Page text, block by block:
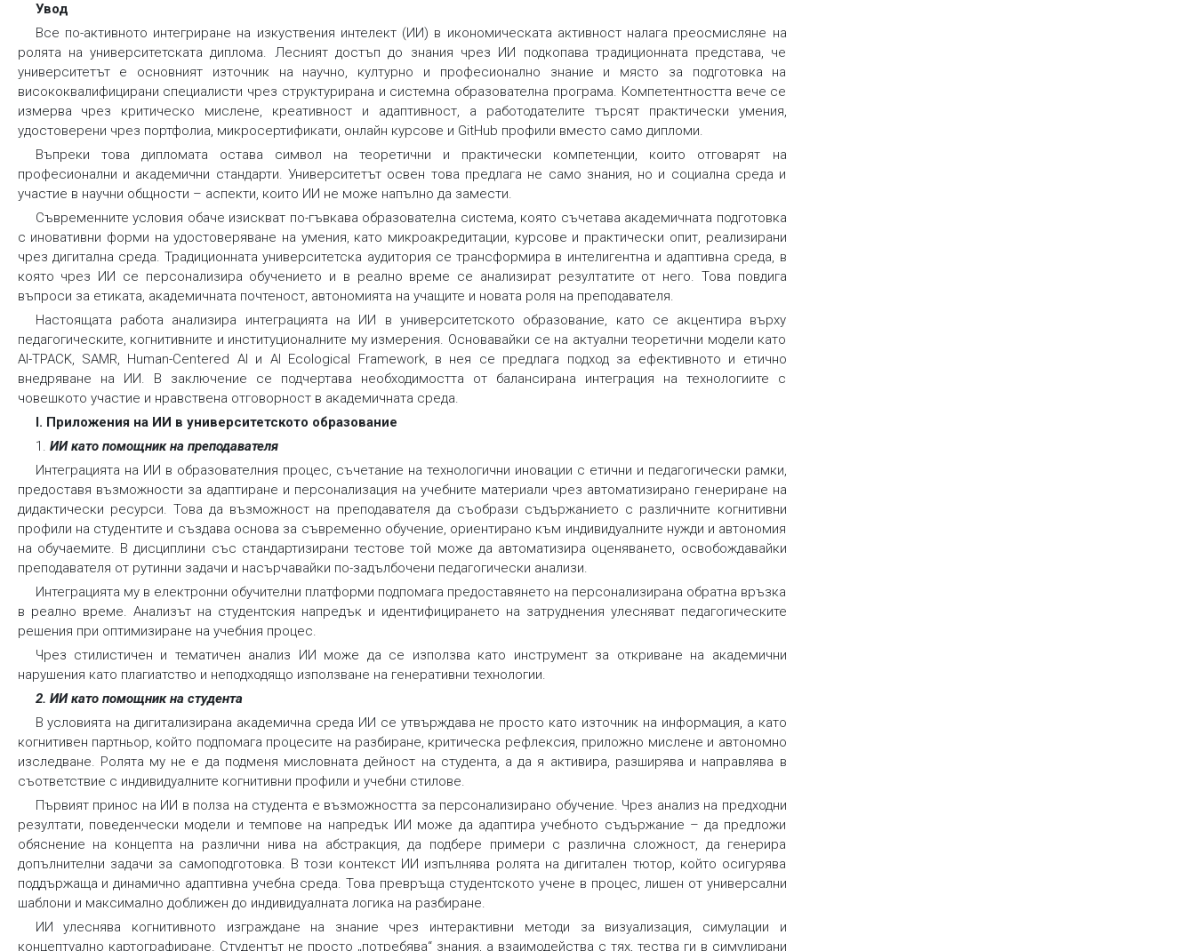
Увод
Все по-активното интегриране на изкуствения интелект (ИИ) в икономическата активност налага преосмисляне на
ролята на университетската диплома. Лесният достъп до знания чрез ИИ подкопава традиционната представа, че
университетът е основният източник на научно, културно и професионално знание и място за подготовка на
висококвалифицирани специалисти чрез структурирана и системна образователна програма. Компетентността вече се
измерва чрез критическо мислене, креативност и адаптивност, а работодателите търсят практически умения,
удостоверени чрез портфолиа, микросертификати, онлайн курсове и GitHub профили вместо само дипломи.
Въпреки това дипломата остава символ на теоретични и практически компетенции, които отговарят на
професионални и академични стандарти. Университетът освен това предлага не само знания, но и социална среда и
участие в научни общности – аспекти, които ИИ не може напълно да замести.
Съвременните условия обаче изискват по-гъвкава образователна система, която съчетава академичната подготовка
с иновативни форми на удостоверяване на умения, като микроакредитации, курсове и практически опит, реализирани
чрез дигитална среда. Традиционната университетска аудитория се трансформира в интелигентна и адаптивна среда, в
която чрез ИИ се персонализира обучението и в реално време се анализират резултатите от него. Това повдига
въпроси за етиката, академичната почтеност, автономията на учащите и новата роля на преподавателя.
Настоящата работа анализира интеграцията на ИИ в университетското образование, като се акцентира върху
педагогическите, когнитивните и институционалните му измерения. Основавайки се на актуални теоретични модели като
AI-TPACK, SAMR, Human-Centered AI и AI Ecological Framework, в нея се предлага подход за ефективното и етично
внедряване на ИИ. В заключение се подчертава необходимостта от балансирана интеграция на технологиите с
човешкото участие и нравствена отговорност в академичната среда.
I. Приложения на ИИ в университетското образование
1. ИИ като помощник на преподавателя
Интеграцията на ИИ в образователния процес, съчетание на технологични иновации с етични и педагогически рамки,
предоставя възможности за адаптиране и персонализация на учебните материали чрез автоматизирано генериране на
дидактически ресурси. Това да възможност на преподавателя да съобрази съдържанието с различните когнитивни
профили на студентите и създава основа за съвременно обучение, ориентирано към индивидуалните нужди и автономия
на обучаемите. В дисциплини със стандартизирани тестове той може да автоматизира оценяването, освобождавайки
преподавателя от рутинни задачи и насърчавайки по-задълбочени педагогически анализи.
Интеграцията му в електронни обучителни платформи подпомага предоставянето на персонализирана обратна връзка
в реално време. Анализът на студентския напредък и идентифицирането на затруднения улесняват педагогическите
решения при оптимизиране на учебния процес.
Чрез стилистичен и тематичен анализ ИИ може да се използва като инструмент за откриване на академични
нарушения като плагиатство и неподходящо използване на генеративни технологии.
2. ИИ като помощник на студента
В условията на дигитализирана академична среда ИИ се утвърждава не просто като източник на информация, а като
когнитивен партньор, който подпомага процесите на разбиране, критическа рефлексия, приложно мислене и автономно
изследване. Ролята му не е да подменя мисловната дейност на студента, а да я активира, разширява и направлява в
съответствие с индивидуалните когнитивни профили и учебни стилове.
Първият принос на ИИ в полза на студента е възможността за персонализирано обучение. Чрез анализ на предходни
резултати, поведенчески модели и темпове на напредък ИИ може да адаптира учебното съдържание – да предложи
обяснение на концепта на различни нива на абстракция, да подбере примери с различна сложност, да генерира
допълнителни задачи за самоподготовка. В този контекст ИИ изпълнява ролята на дигитален тютор, който осигурява
поддържаща и динамично адаптивна учебна среда. Това превръща студентското учене в процес, лишен от универсални
шаблони и максимално доближен до индивидуалната логика на разбиране.
ИИ улеснява когнитивното изграждане на знание чрез интерактивни методи за визуализация, симулации и
концептуално картографиране. Студентът не просто „потребява“ знания, а взаимодейства с тях, тества ги в симулирани